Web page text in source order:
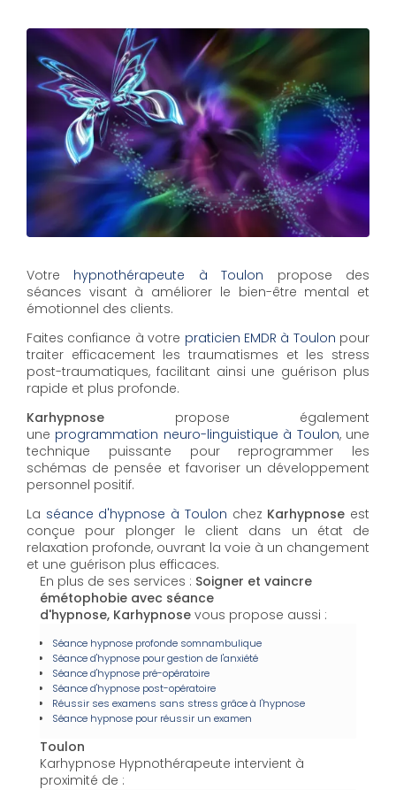
Votre hypnothérapeute à Toulon propose des
séances visant à améliorer le bien-être mental et
émotionnel des clients.
Faites confiance à votre praticien EMDR à Toulon pour
traiter efficacement les traumatismes et les stress
post-traumatiques, facilitant ainsi une guérison plus
rapide et plus profonde.
Karhypnose propose également
une programmation neuro-linguistique à Toulon, une
technique puissante pour reprogrammer les
schémas de pensée et favoriser un développement
personnel positif.
La séance d'hypnose à Toulon chez Karhypnose est
conçue pour plonger le client dans un état de
relaxation profonde, ouvrant la voie à un changement
et une guérison plus efficaces.
En plus de ses services : Soigner et vaincre
émétophobie avec séance
d'hypnose, Karhypnose vous propose aussi :
Séance hypnose profonde somnambulique
Séance d'hypnose pour gestion de l'anxiété
Séance d'hypnose pré-opératoire
Séance d'hypnose post-opératoire
Réussir ses examens sans stress grâce à l'hypnose
Séance hypnose pour réussir un examen
Toulon
Karhypnose Hypnothérapeute intervient à
proximité de :